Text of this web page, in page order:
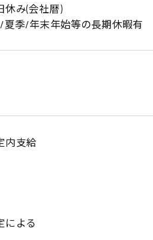
加工 製造オペレーター
リエイティブ系
区 広島市東区
円〜
〜
休み(会社暦)
夏季/年末年始等の長期休暇有
内支給
による